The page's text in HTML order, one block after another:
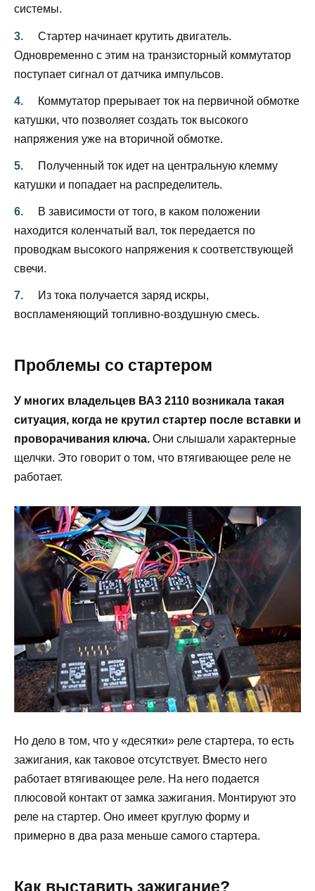
системы.
Стартер начинает крутить двигатель.
Одновременно с этим на транзисторный коммутатор
поступает сигнал от датчика импульсов.
Коммутатор прерывает ток на первичной обмотке
катушки, что позволяет создать ток высокого
напряжения уже на вторичной обмотке.
Полученный ток идет на центральную клемму
катушки и попадает на распределитель.
В зависимости от того, в каком положении
находится коленчатый вал, ток передается по
проводкам высокого напряжения к соответствующей
свечи.
Из тока получается заряд искры,
воспламеняющий топливно-воздушную смесь.
Проблемы со стартером
У многих владельцев ВАЗ 2110 возникала такая
ситуация, когда не крутил стартер после вставки и
проворачивания ключа. Они слышали характерные
щелчки. Это говорит о том, что втягивающее реле не
работает.
Но дело в том, что у «десятки» реле стартера, то есть
зажигания, как таковое отсутствует. Вместо него
работает втягивающее реле. На него подается
плюсовой контакт от замка зажигания. Монтируют это
реле на стартер. Оно имеет круглую форму и
примерно в два раза меньше самого стартера.
Как выставить зажигание?